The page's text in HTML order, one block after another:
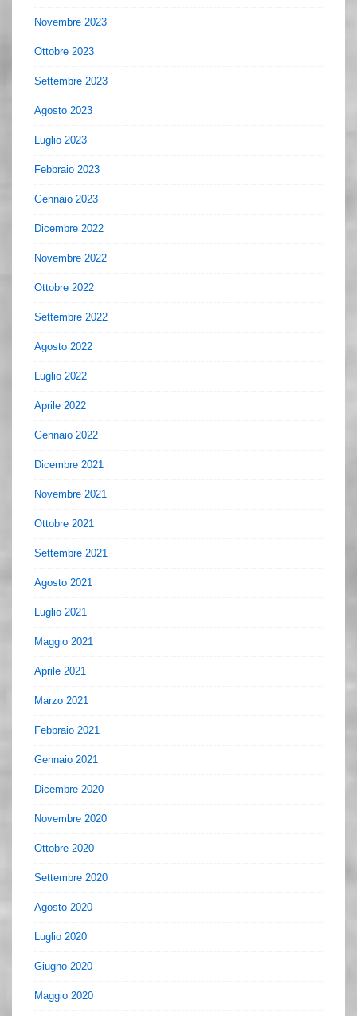
Novembre 2023
Ottobre 2023
Settembre 2023
Agosto 2023
Luglio 2023
Febbraio 2023
Gennaio 2023
Dicembre 2022
Novembre 2022
Ottobre 2022
Settembre 2022
Agosto 2022
Luglio 2022
Aprile 2022
Gennaio 2022
Dicembre 2021
Novembre 2021
Ottobre 2021
Settembre 2021
Agosto 2021
Luglio 2021
Maggio 2021
Aprile 2021
Marzo 2021
Febbraio 2021
Gennaio 2021
Dicembre 2020
Novembre 2020
Ottobre 2020
Settembre 2020
Agosto 2020
Luglio 2020
Giugno 2020
Maggio 2020